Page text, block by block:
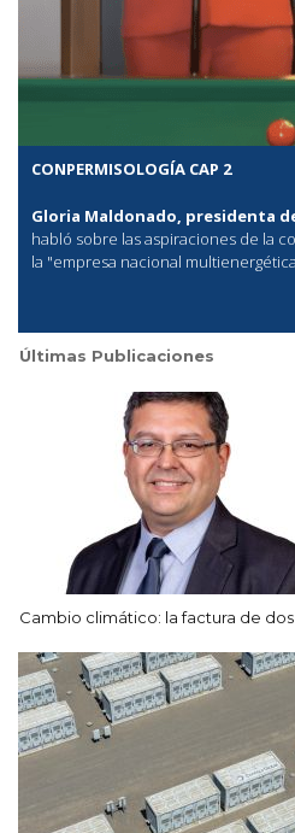
CONPERMISOLOGÍA CAP 2
Gloria Maldonado, presidenta
habló sobre las aspiraciones de la
la "empresa nacional
Últimas Publicaciones
Cambio climático: la factura de